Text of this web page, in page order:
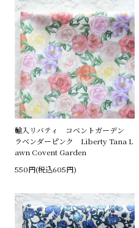
輸入リバティ コベントガーデン
ラベンダーピンク Liberty Tana L
awn Covent Garden
550円(税込605円)